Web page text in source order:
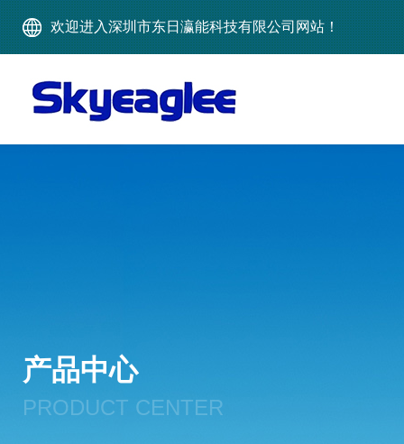
欢迎进入深圳市东日瀛能科技有限公司网站！
产品中心
PRODUCT CENTER